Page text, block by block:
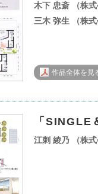
木下 忠斎 （株
三木 弥生 （株
作品全体を見
「
江刺 綾乃 （株